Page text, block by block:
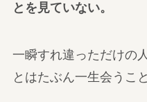
とを見ていない。
一瞬すれ違っただけの
とはたぶん一生会うこ